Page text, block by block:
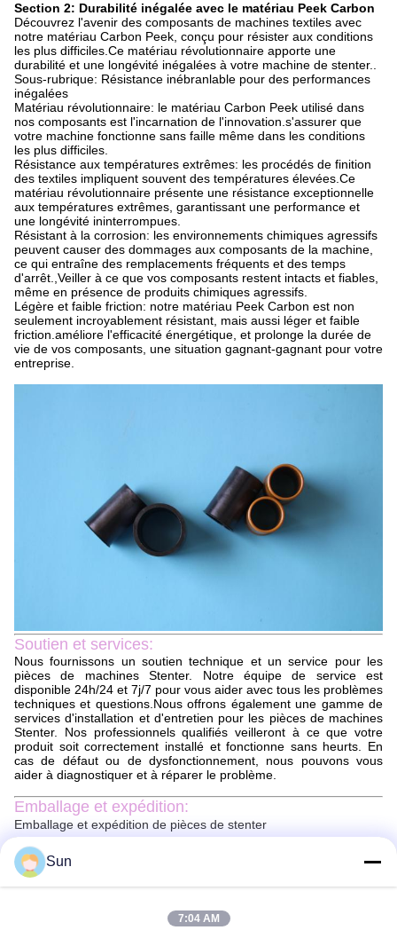
Section 2: Durabilité inégalée avec le matériau Peek Carbon
Découvrez l'avenir des composants de machines textiles avec
notre matériau Carbon Peek, conçu pour résister aux conditions
les plus difficiles.Ce matériau révolutionnaire apporte une
durabilité et une longévité inégalées à votre machine de stenter..
Sous-rubrique: Résistance inébranlable pour des performances
inégalées
Matériau révolutionnaire: le matériau Carbon Peek utilisé dans
nos composants est l'incarnation de l'innovation.s'assurer que
votre machine fonctionne sans faille même dans les conditions
les plus difficiles.
Résistance aux températures extrêmes: les procédés de finition
des textiles impliquent souvent des températures élevées.Ce
matériau révolutionnaire présente une résistance exceptionnelle
aux températures extrêmes, garantissant une performance et
une longévité ininterrompues.
Résistant à la corrosion: les environnements chimiques agressifs
peuvent causer des dommages aux composants de la machine,
ce qui entraîne des remplacements fréquents et des temps
d'arrêt.,Veiller à ce que vos composants restent intacts et fiables,
même en présence de produits chimiques agressifs.
Légère et faible friction: notre matériau Peek Carbon est non
seulement incroyablement résistant, mais aussi léger et faible
friction.améliore l'efficacité énergétique, et prolonge la durée de
vie de vos composants, une situation gagnant-gagnant pour votre
entreprise.
Soutien et services:
Nous fournissons un soutien technique et un service pour les
pièces de machines Stenter. Notre équipe de service est
disponible 24h/24 et 7j/7 pour vous aider avec tous les problèmes
techniques et questions.Nous offrons également une gamme de
services d'installation et d'entretien pour les pièces de machines
Stenter. Nos professionnels qualifiés veilleront à ce que votre
produit soit correctement installé et fonctionne sans heurts. En
cas de défaut ou de dysfonctionnement, nous pouvons vous
aider à diagnostiquer et à réparer le problème.
Emballage et expédition:
Emballage et expédition de pièces de stenter
Les pièces de la machine à stenter seront emballées en toute
sécurité pour s'assurer qu'elles arrivent en parfait état.Les pièces
seront emballées dans une boîte de taille appropriée avec un
liste d'emballage sera incluse avec le colis pour s'assurer que
toutes les pièces sont prises en compte.
Sun
7:04 AM